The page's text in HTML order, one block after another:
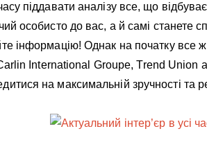
піддавати аналізу все, що
особисто до вас, а й самі станете
інформацію! Однак на початку все
International Groupe, Trend Union
на максимальній зручності та